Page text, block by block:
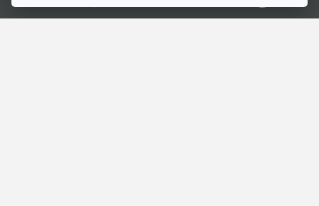
Ⓒ 2020 องค์การกระจายเสียงและแพร่ภาพสาธารณะแห่งประเทศไทย
ตอนที่เกี่ยวข้อง